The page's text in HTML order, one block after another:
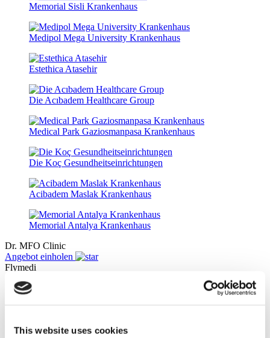
This website uses cookies
Memorial Sisli Krankenhaus
Medipol Mega University Krankenhaus
Estethica Atasehir
Die Acıbadem Healthcare Group
Medical Park Gaziosmanpasa Krankenhaus
Die Koç Gesundheitseinrichtungen
Acibadem Maslak Krankenhaus
Memorial Antalya Krankenhaus
Dr. MFO Clinic
Angebot einholen
Flymedi
TÜRSAB – Transaktionen auf flymedi.com werden von
MIRAC SARA TOURISM abgewickelt, einer bei TÜRSAB
Alle Behandlungen werden von einer im